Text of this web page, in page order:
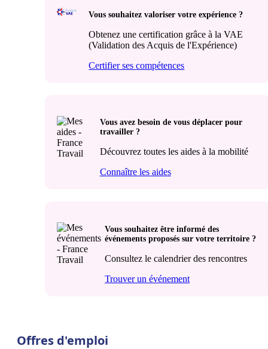
Vous souhaitez valoriser votre expérience ?
Obtenez une certification grâce à la VAE
(Validation des Acquis de l'Expérience)
Certifier ses compétences
Vous avez besoin de vous déplacer pour
travailler ?
Découvrez toutes les aides à la mobilité
Connaître les aides
Vous souhaitez être informé des
événements proposés sur votre territoire ?
Consultez le calendrier des rencontres
Trouver un événement
Offres d'emploi